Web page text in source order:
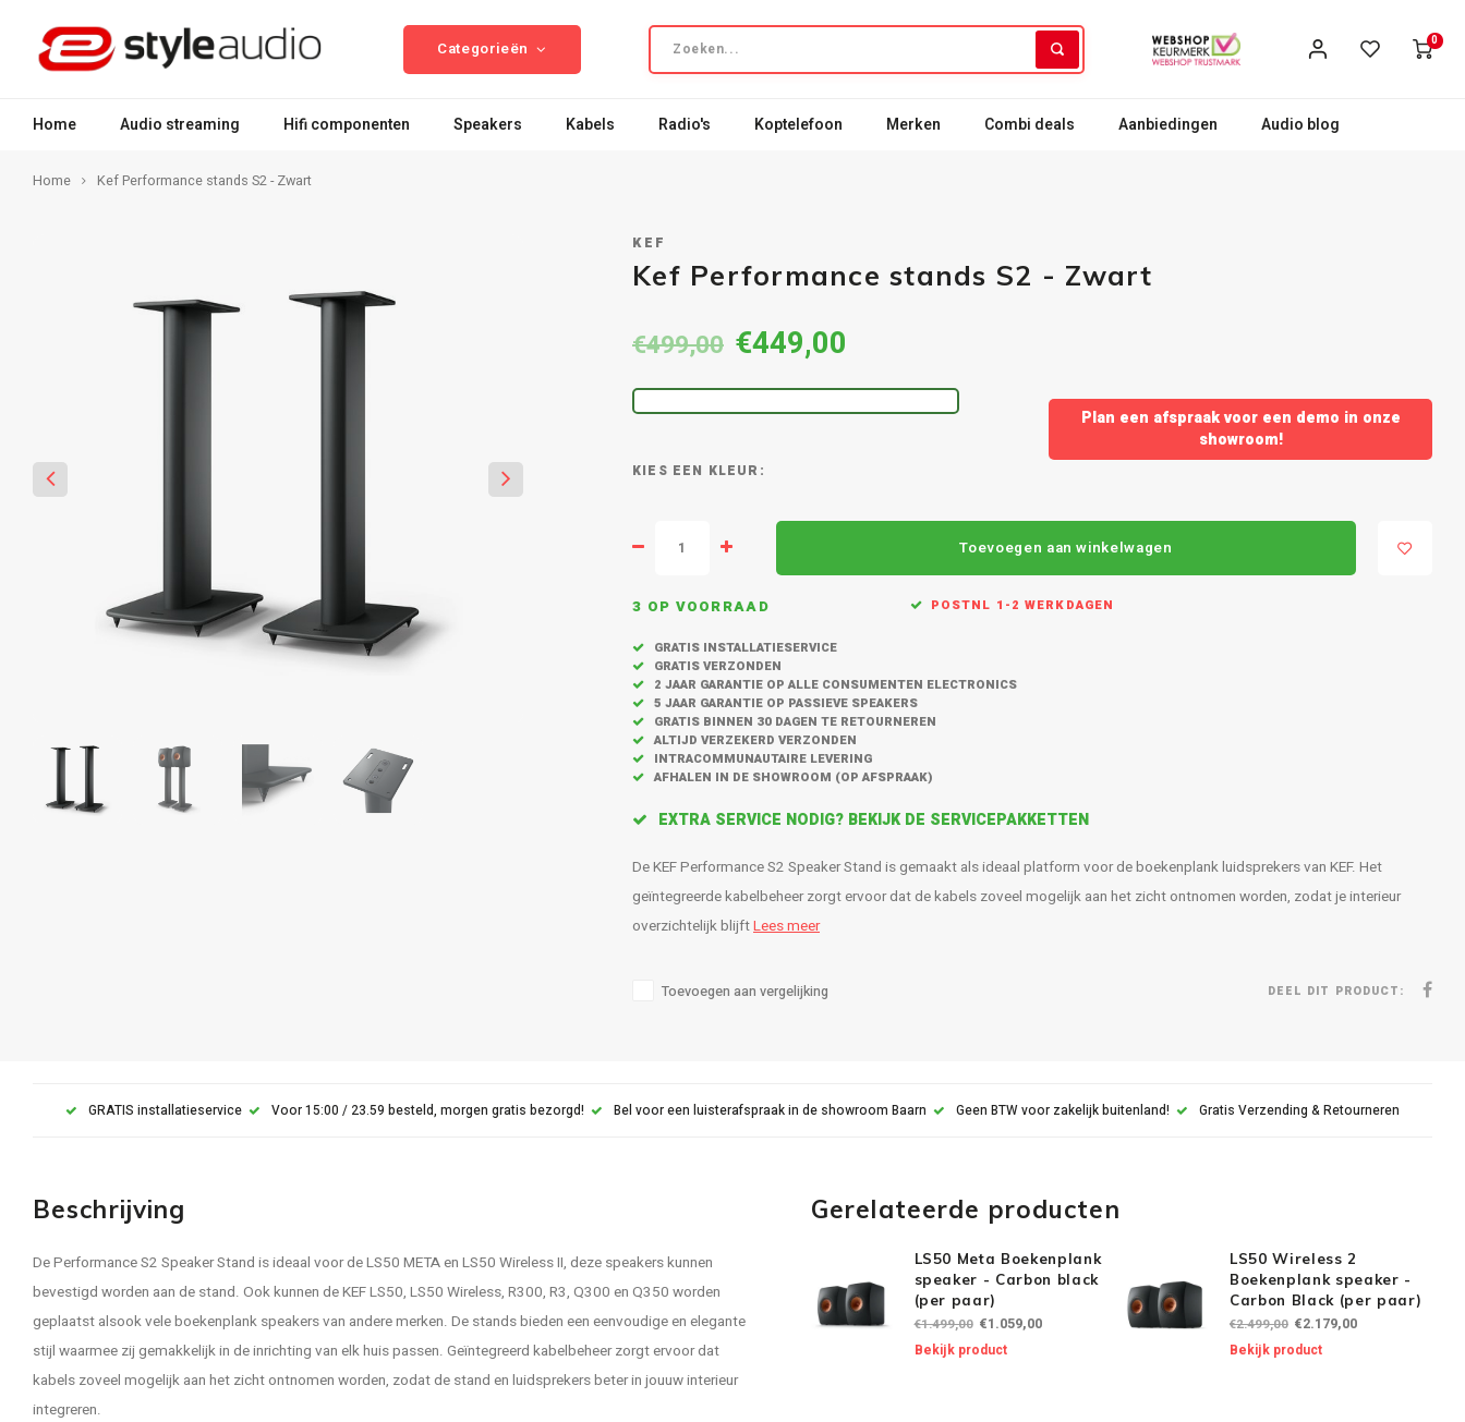
Categorieën 0
Home Audio streaming Hifi componenten Speakers Kabels Radio's Koptelefoon Merken Combi deals Aanbiedingen Audio blog
Home Kef Performance stands S2 - Zwart
KEF
Kef Performance stands S2 - Zwart
€499,00 €449,00
Plan een afspraak voor een demo in onze
showroom!
KLEUR:
Toevoegen aan winkelwagen
3 OP VOORRAAD POSTNL 1-2 WERKDAGEN
GRATIS INSTALLATIESERVICE
GRATIS VERZONDEN
2 JAAR GARANTIE OP ALLE CONSUMENTEN ELECTRONICS
5 JAAR GARANTIE OP PASSIEVE SPEAKERS
GRATIS BINNEN 30 DAGEN TE RETOURNEREN
ALTIJD VERZEKERD VERZONDEN
INTRACOMMUNAUTAIRE LEVERING
AFHALEN IN DE SHOWROOM (OP AFSPRAAK)
EXTRA SERVICE NODIG? BEKIJK DE SERVICEPAKKETTEN
De KEF Performance S2 Speaker Stand is gemaakt als ideaal platform voor de boekenplank luidsprekers van KEF. Het
geïntegreerde kabelbeheer zorgt ervoor dat de kabels zoveel mogelijk aan het zicht ontnomen worden, zodat je interieur
overzichtelijk blijftLees meer
Toevoegen aan vergelijking DEEL DIT PRODUCT:
GRATIS installatieservice Voor 15:00 / 23.59 besteld, morgen gratis bezorgd! Bel voor een luisterafspraak in de showroom Baarn Geen BTW voor zakelijk buitenland! Gratis Verzending & Retourneren
Beschrijving
De Performance S2 Speaker Stand is ideaal voor de LS50 META en LS50 Wireless II, deze speakers kunnen
bevestigd worden aan de stand. Ook kunnen de KEF LS50, LS50 Wireless, R300, R3, Q300 en Q350 worden
geplaatst alsook vele boekenplank speakers van andere merken. De stands bieden een eenvoudige en elegante
stijl waarmee zij gemakkelijk in de inrichting van elk huis passen. Geïntegreerd kabelbeheer zorgt ervoor dat
kabels zoveel mogelijk aan het zicht ontnomen worden, zodat de stand en luidsprekers beter in jouuw interieur
integreren.
Gerelateerde producten
LS50 Meta Boekenplank
speaker - Carbon black
(per paar)
€1.499,00 €1.059,00
Bekijk product
LS50 Wireless 2
Boekenplank speaker -
Carbon Black (per paar)
€2.499,00 €2.179,00
Bekijk product